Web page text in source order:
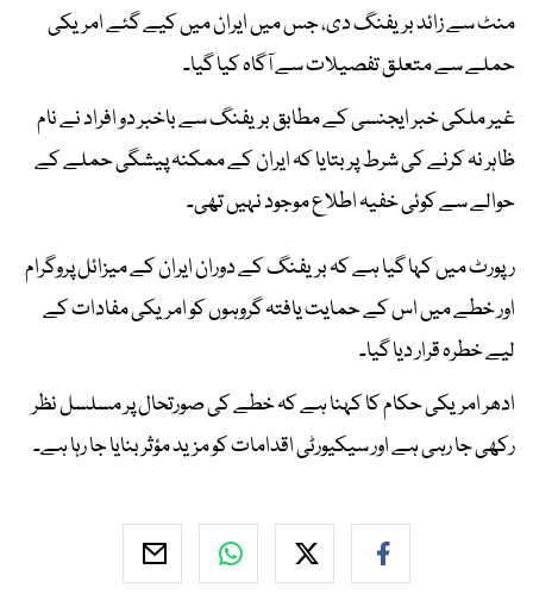
منٹ سے زائد بریفنگ دی، جس میں ایران میں کیے گئے امریکی
حملے سے متعلق تفصیلات سے آگاہ کیا گیا۔
غیر ملکی خبر ایجنسی کے مطابق بریفنگ سے باخبر دو افراد نے نام
ظاہر نہ کرنے کی شرط پر بتایا کہ ایران کے ممکنہ پیشگی حملے کے
حوالے سے کوئی خفیہ اطلاع موجود نہیں تھی۔
رپورٹ میں کہا گیا ہے کہ بریفنگ کے دوران ایران کے میزائل پروگرام
اور خطے میں اس کے حمایت یافتہ گروہوں کو امریکی مفادات کے
لیے خطرہ قرار دیا گیا۔
ادھر امریکی حکام کا کہنا ہے کہ خطے کی صورتحال پر مسلسل نظر
رکھی جا رہی ہے اور سیکیورٹی اقدامات کو مزید مؤثر بنایا جا رہا ہے۔